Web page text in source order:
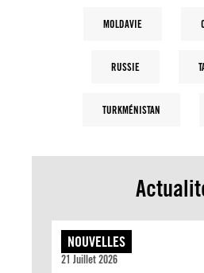
MOLDAVIE
RUSSIE
TURKMÉNISTAN
NOUVELLES
21 Juillet 2026